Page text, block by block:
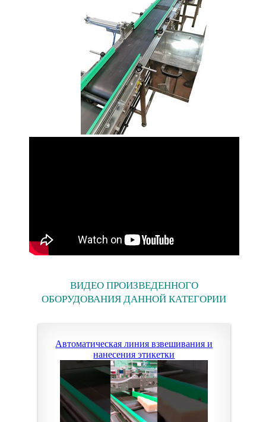
ВИДЕО ПРОИЗВЕДЕННОГО
ОБОРУДОВАНИЯ ДАННОЙ КАТЕГОРИИ
Автоматическая линия взвешивания и
нанесения этикетки